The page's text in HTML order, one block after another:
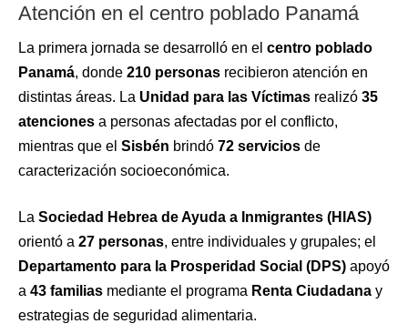
Atención en el centro poblado Panamá
La primera jornada se desarrolló en el centro poblado
Panamá, donde 210 personas recibieron atención en
distintas áreas. La Unidad para las Víctimas realizó 35
atenciones a personas afectadas por el conflicto,
mientras que el Sisbén brindó 72 servicios de
caracterización socioeconómica.
La Sociedad Hebrea de Ayuda a Inmigrantes (HIAS)
orientó a 27 personas, entre individuales y grupales; el
Departamento para la Prosperidad Social (DPS) apoyó
a 43 familias mediante el programa Renta Ciudadana y
estrategias de seguridad alimentaria.